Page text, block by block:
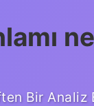
Bir Analiz